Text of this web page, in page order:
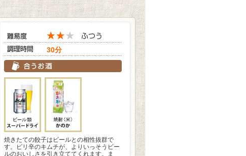
30分
焼きたての餃子はビールとの相性抜群で
す。ピリ辛のキムチが、よりいっそうビー
ルのおいしさを引き立ててくれます。ま